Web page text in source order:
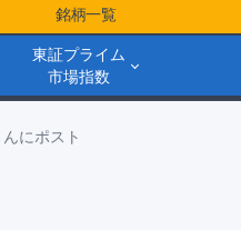
銘柄一覧
東証プライム
市場指数
にポスト